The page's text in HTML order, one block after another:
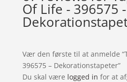
Of Life - 396575 -
Vær den første til at anmelde
396575 – Dekorationstapeter”
Du skal være logged in for at